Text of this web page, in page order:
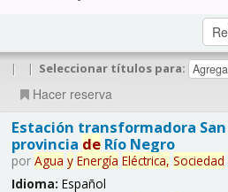
| | Seleccionar títulos para:
Hacer reserva
Estación transformadora
provincia deRío Negro
por Agua y Energía Eléctrica, Sociedad
Idioma: Español